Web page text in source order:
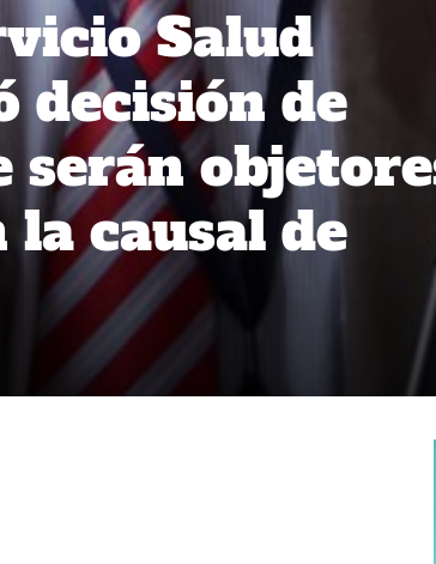
Salud
decisión de
serán
la causal de